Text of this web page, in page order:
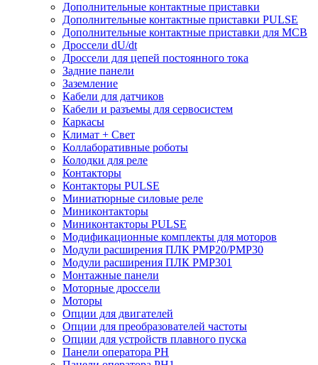
Дополнительные контактные приставки
Дополнительные контактные приставки PULSE
Дополнительные контактные приставки для MCB
Дроссели dU/dt
Дроссели для цепей постоянного тока
Задние панели
Заземление
Кабели для датчиков
Кабели и разъемы для сервосистем
Каркасы
Климат + Свет
Коллаборативные роботы
Колодки для реле
Контакторы
Контакторы PULSE
Миниатюрные силовые реле
Миниконтакторы
Миниконтакторы PULSE
Модификационные комплекты для моторов
Модули расширения ПЛК PMP20/PMP30
Модули расширения ПЛК PMP301
Монтажные панели
Моторные дроссели
Моторы
Опции для двигателей
Опции для преобразователей частоты
Опции для устройств плавного пуска
Панели оператора PH